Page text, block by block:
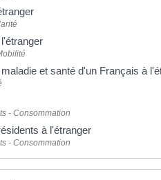
et santé d'un Français à
- Consommation
à l'étranger
- Consommation